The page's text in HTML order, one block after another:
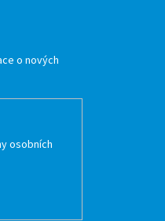
o nových
osobních